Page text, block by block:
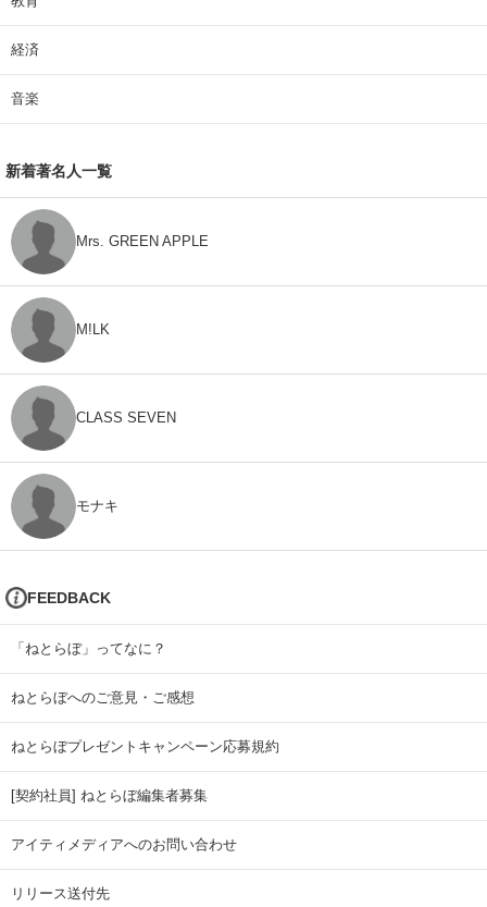
経済
音楽
新着著名人一覧
Mrs. GREEN APPLE
M!LK
CLASS SEVEN
モナキ
FEEDBACK
「ねとらぼ」ってなに？
ねとらぼへのご意見・ご感想
ねとらぼプレゼントキャンペーン応募規約
[契約社員] ねとらぼ編集者募集
アイティメディアへのお問い合わせ
リリース送付先